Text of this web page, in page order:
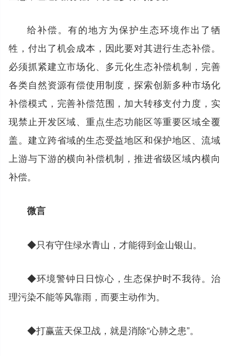
给补偿。有的地方为保护生态环境作出了牺
牲，付出了机会成本，因此要对其进行生态补偿。
必须抓紧建立市场化、多元化生态补偿机制，完善
各类自然资源有偿使用制度，探索创新多种市场化
补偿模式，完善补偿范围，加大转移支付力度，实
现禁止开发区域、重点生态功能区等重要区域全覆
盖。建立跨省域的生态受益地区和保护地区、流域
上游与下游的横向补偿机制，推进省级区域内横向
补偿。
微言
◆只有守住绿水青山，才能得到金山银山。
◆环境警钟日日惊心，生态保护时不我待。治
理污染不能等风靠雨，而要主动作为。
◆打赢蓝天保卫战，就是消除“心肺之患”。